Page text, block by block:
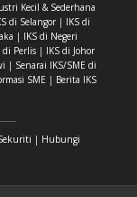
Kecil & Sederhana
di Selangor| IKS di
| IKS di Negeri
di Perlis| IKS di Johor
| Senarai IKS/SME di
SME | Berita IKS
| Hubungi